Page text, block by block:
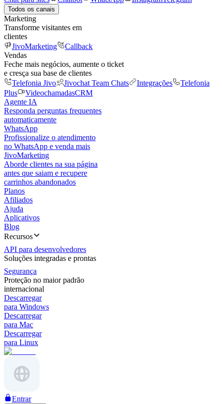
Todos os canais
Marketing
Transforme visitantes em
clientes
JivoMarketing
Callback
Vendas
Feche mais negócios, aumente o ticket
e cresça sua base de clientes
Telefonia Jivo
Jivochat Team Chats Integrações
Telefonia
Plus
VideochamadasCRM
Agente IA
Responda perguntas frequentes
automaticamente
WhatsApp
Profissionalize o atendimento
no WhatsApp e venda mais
JivoMarketing
Aborde clientes na sua página
antes que saiam e recupere
carrinhos abandonados
Planos
Afiliados
Ajuda
Aplicativos
Blog
Recursos
API para desenvolvedores
Soluções integradas e prontas
Segurança
Proteção no maior padrão
internacional
Descarregar
para Windows
Descarregar
para Mac
Descarregar
para Linux
Entrar